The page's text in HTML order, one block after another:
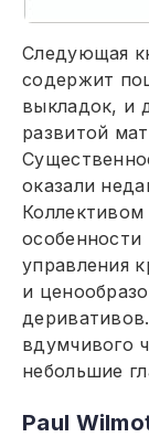
Следующая
содержит
выкладок, и
развитой
оказали
особенности
управления
и
вдумчивого
небольшие
Paul